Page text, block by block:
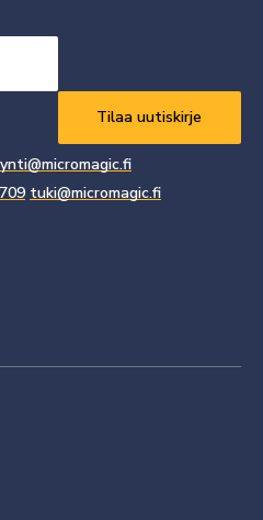
tuki@micromagic.fi